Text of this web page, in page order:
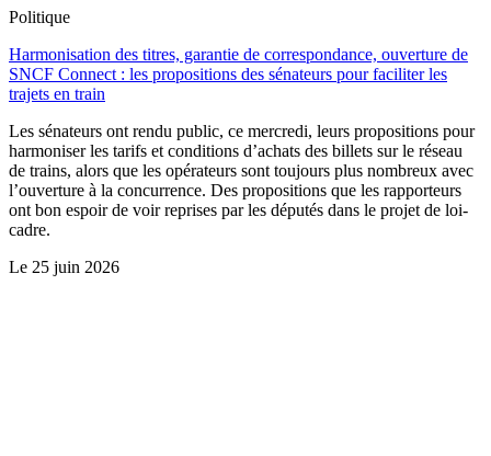
Politique
Harmonisation des titres, garantie de correspondance, ouverture de
SNCF Connect : les propositions des sénateurs pour faciliter les
trajets en train
Les sénateurs ont rendu public, ce mercredi, leurs propositions pour
harmoniser les tarifs et conditions d’achats des billets sur le réseau
de trains, alors que les opérateurs sont toujours plus nombreux avec
l’ouverture à la concurrence. Des propositions que les rapporteurs
ont bon espoir de voir reprises par les députés dans le projet de loi-
cadre.
Le 25 juin 2026